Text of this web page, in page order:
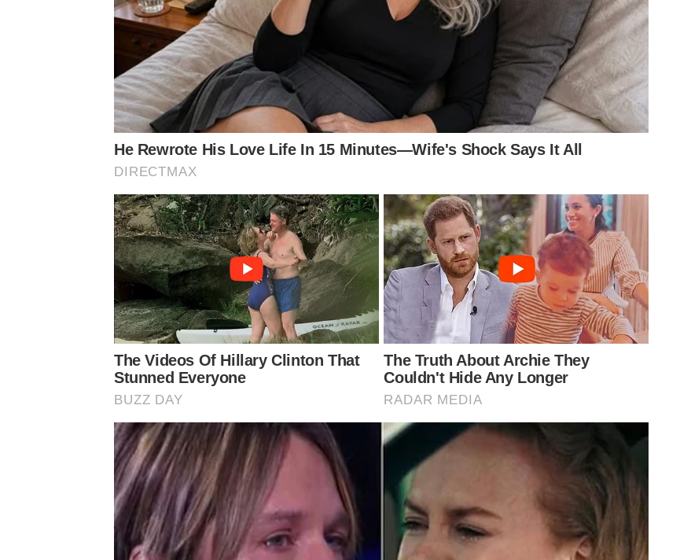
ช่วยกันหมายหัว ไอ้อีพวกดารา – นักร้องทั้งหลาย ถ้ามันรักจะอยู่ข้างม็อบ ก็กล้า ๆ แสดงตัวออกมา ให้ทุกคน ได้รู้เช่น
เห็นชาติว่า… อันตัวกูนี้ เห็นด้วยกับที่ม็อบเคลื่อนไหว ไม่ว่าม็อบจะจาบจ้วง.. ยิงหนังสติ๊ก ปาหิน เผารถ ปัสสาวะรด
อย่าทำเป็นปากดีในกระดอง clubhouse กล้า ๆ เสนอหน้าออกมาจากรู ถ้าเห็นว่า ตำรวจทำรุนแรง… ก็โพสต์ใส่เต็ม ๆ
ไปเลย โพสต์แล้วไม่ต้องลบ
He Rewrote His Love Life In 15 Minutes—Wife's Shock Says It All
DIRECTMAX
The Videos Of Hillary Clinton That
Stunned Everyone
BUZZ DAY
The Truth About Archie They
Couldn't Hide Any Longer
RADAR MEDIA